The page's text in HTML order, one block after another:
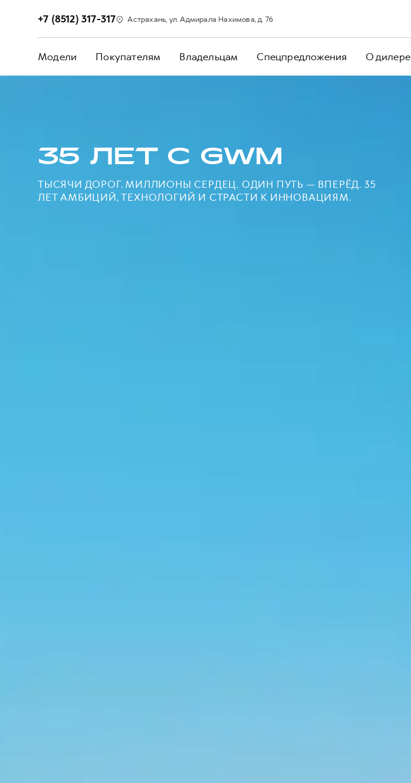
+7 (8512) 317-317 Астрахань, ул. Адмирала Нахимова, д. 76
Модели Покупателям Владельцам Спецпредложения О дилере
35 ЛЕТ С GWM
ТЫСЯЧИ ДОРОГ. МИЛЛИОНЫ СЕРДЕЦ. ОДИН ПУТЬ — ВПЕРЁД. 35
ЛЕТ АМБИЦИЙ, ТЕХНОЛОГИЙ И СТРАСТИ К ИННОВАЦИЯМ.